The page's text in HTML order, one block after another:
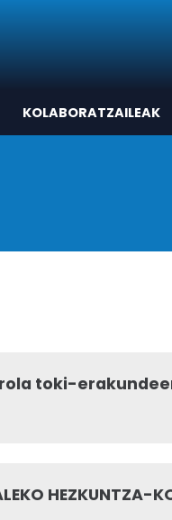
KOLABORATZAILEAK
toki-
HEZKUNTZA-